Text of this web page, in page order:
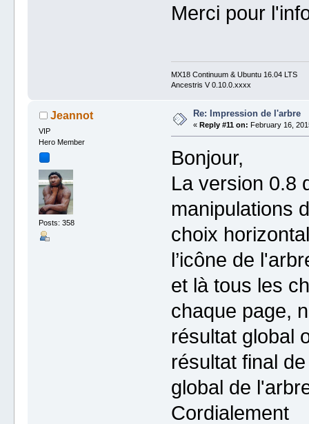
Merci pour
MX18 Continuum & Ubuntu 16.04 LTS
Ancestris V 0.10.0.xxxx
Jeannot
VIP
Hero Member
Posts: 358
Re: Impression de l'arbre
«Reply #11 on: February 16,
Bonjour,
La version 0.8
manipulations
choix
l’icône de
et là tous les
chaque page,
résultat global
résultat final
global de
Cordialement